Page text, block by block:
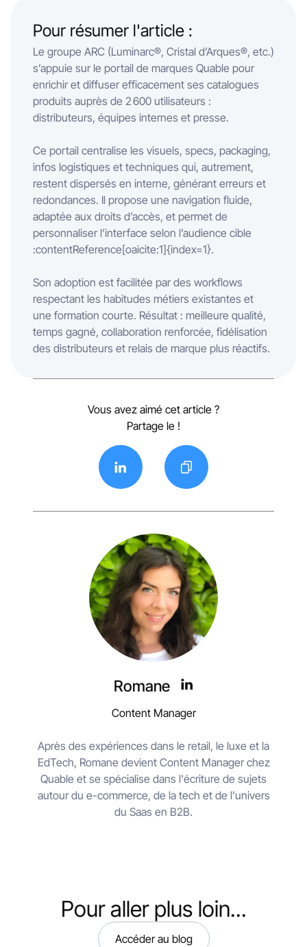
Pour résumer l'article :
Le groupe ARC (Luminarc®, Cristal d’Arques®, etc.)
s’appuie sur le portail de marques Quable pour
enrichir et diffuser efficacement ses catalogues
produits auprès de 2 600 utilisateurs :
distributeurs, équipes internes et presse.
Ce portail centralise les visuels, specs, packaging,
infos logistiques et techniques qui, autrement,
restent dispersés en interne, générant erreurs et
redondances. Il propose une navigation fluide,
adaptée aux droits d’accès, et permet de
personnaliser l’interface selon l’audience cible
:contentReference[oaicite:1]{index=1}.
Son adoption est facilitée par des workflows
respectant les habitudes métiers existantes et
une formation courte. Résultat : meilleure qualité,
temps gagné, collaboration renforcée, fidélisation
des distributeurs et relais de marque plus réactifs.
Vous avez aimé cet article ?
Partage le !
Romane
Content Manager
Après des expériences dans le retail, le luxe et la
EdTech, Romane devient Content Manager chez
Quable et se spécialise dans l'écriture de sujets
autour du e-commerce, de la tech et de l'univers
du Saas en B2B.
Pour aller plus loin...
Accéder au blog